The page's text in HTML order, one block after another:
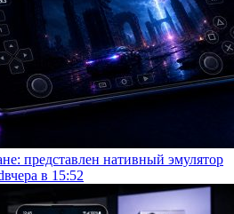
представлен нативный эмулятор
вчера в 15:52